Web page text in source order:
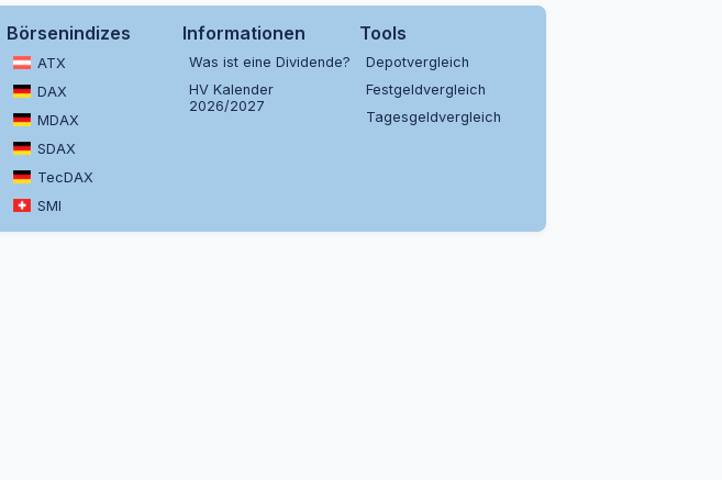
Börsenindizes
ATX
DAX
MDAX
SDAX
TecDAX
SMI
Informationen
Was ist eine Dividende?
HV Kalender
2026/2027
Tools
Depotvergleich
Festgeldvergleich
Tagesgeldvergleich